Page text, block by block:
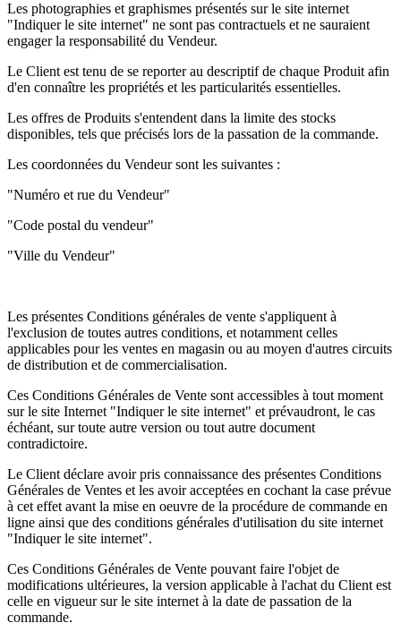
Les photographies et graphismes présentés sur le site internet
"Indiquer le site internet" ne sont pas contractuels et ne sauraient
engager la responsabilité du Vendeur.
Le Client est tenu de se reporter au descriptif de chaque Produit afin
d'en connaître les propriétés et les particularités essentielles.
Les offres de Produits s'entendent dans la limite des stocks
disponibles, tels que précisés lors de la passation de la commande.
Les coordonnées du Vendeur sont les suivantes :
"Numéro et rue du Vendeur"
"Code postal du vendeur"
"Ville du Vendeur"
Les présentes Conditions générales de vente s'appliquent à
l'exclusion de toutes autres conditions, et notamment celles
applicables pour les ventes en magasin ou au moyen d'autres circuits
de distribution et de commercialisation.
Ces Conditions Générales de Vente sont accessibles à tout moment
sur le site Internet "Indiquer le site internet" et prévaudront, le cas
échéant, sur toute autre version ou tout autre document
contradictoire.
Le Client déclare avoir pris connaissance des présentes Conditions
Générales de Ventes et les avoir acceptées en cochant la case prévue
à cet effet avant la mise en oeuvre de la procédure de commande en
ligne ainsi que des conditions générales d'utilisation du site internet
"Indiquer le site internet".
Ces Conditions Générales de Vente pouvant faire l'objet de
modifications ultérieures, la version applicable à l'achat du Client est
celle en vigueur sur le site internet à la date de passation de la
commande.